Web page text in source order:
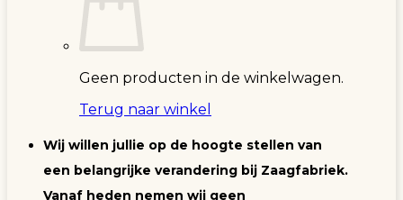
Geen producten in de winkelwagen.
Terug naar winkel
Wij willen jullie op de hoogte stellen van
een belangrijke verandering bij Zaagfabriek.
Vanaf heden nemen wij geen